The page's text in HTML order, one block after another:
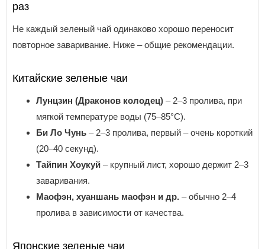
раз
Не каждый зеленый чай одинаково хорошо переносит
повторное заваривание. Ниже – общие рекомендации.
Китайские зеленые чаи
Лунцзин (Драконов колодец) – 2–3 пролива, при
мягкой температуре воды (75–85°C).
Би Ло Чунь – 2–3 пролива, первый – очень короткий
(20–40 секунд).
Тайпин Хоукуй – крупный лист, хорошо держит 2–3
заваривания.
Маофэн, хуаншань маофэн и др. – обычно 2–4
пролива в зависимости от качества.
Японские зеленые чаи